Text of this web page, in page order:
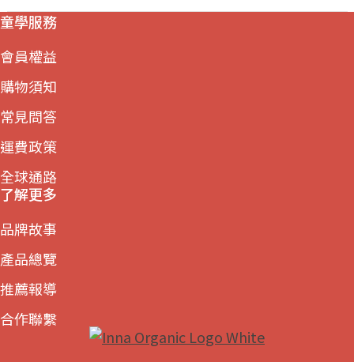
童學服務
會員權益
購物須知
常見問答
運費政策
全球通路
了解更多
品牌故事
產品總覽
推薦報導
合作聯繫